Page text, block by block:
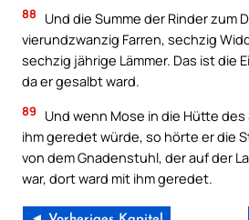
88
Und die Summe der Rinder zum
vierundzwanzig Farren, sechzig
sechzig jährige Lämmer. Das ist die
da er gesalbt ward.
89
Und wenn Mose in die Hütte
ihm geredet würde, so hörte er die
von dem Gnadenstuhl, der auf der
war, dort ward mit ihm geredet.